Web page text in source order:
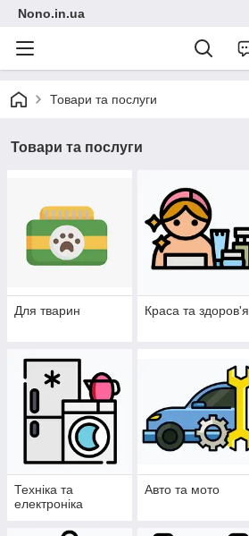
Nono.in.ua
Товари та послуги
Товари та послуги
Для тварин Краса та здоров'я
Техніка та
електроніка
Авто та мото